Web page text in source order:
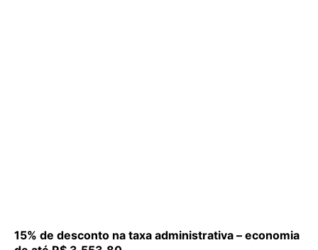
15% de desconto na taxa administrativa – economia